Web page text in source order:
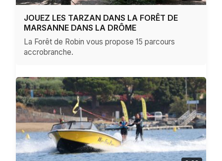
JOUEZ LES TARZAN DANS LA FORÊT DE
MARSANNE DANS LA DRÔME
La Forêt de Robin vous propose 15 parcours
accrobranche.